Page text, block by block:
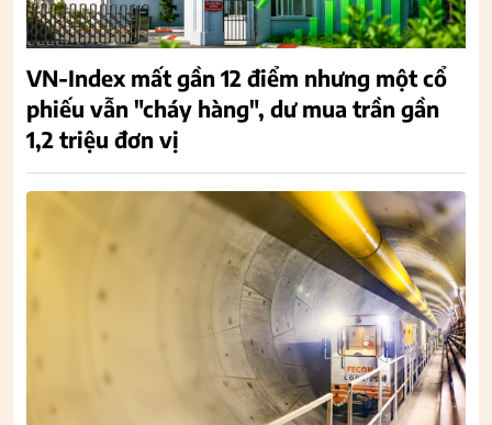
VN-Index mất gần 12 điểm nhưng một cổ
phiếu vẫn "cháy hàng", dư mua trần gần
1,2 triệu đơn vị